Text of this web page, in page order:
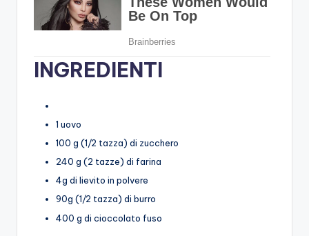
INGREDIENTI
1 uovo
100 g (1/2 tazza) di zucchero
240 g (2 tazze) di farina
4g di lievito in polvere
90g (1/2 tazza) di burro
400 g di cioccolato fuso